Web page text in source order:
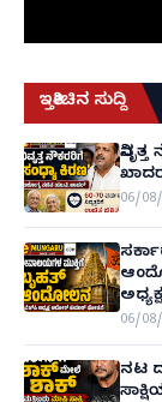
ಇತ್ತೀಚಿನ ಸುದ್ದಿ
06/
06/
ನಟ